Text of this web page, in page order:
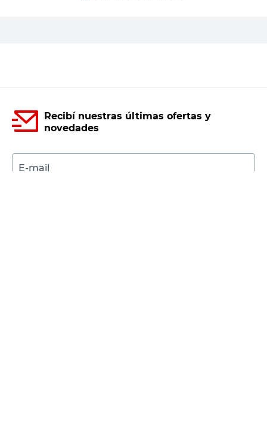
Recibí nuestras últimas ofertas y
novedades
E-mail